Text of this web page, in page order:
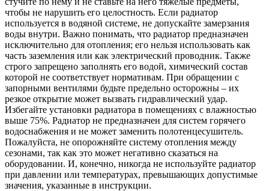
чтобы не нарушить его целостность. Если радиатор
используется в водяной системе, не допускайте замерзания
воды внутри. Важно понимать, что радиатор предназначен
исключительно для отопления; его нельзя использовать как
часть заземления или как электрический проводник. Также
строго запрещено заполнять его водой, химический состав
которой не соответствует нормативам. При обращении с
запорными вентилями будьте предельно осторожны – их
резкое открытие может вызвать гидравлический удар.
Избегайте установки радиатора в помещениях с влажностью
выше 75%. Радиатор не предназначен для систем горячего
водоснабжения и не может заменить полотенцесушитель.
Пожалуйста, не опорожняйте систему отопления между
сезонами, так как это может негативно сказаться на
оборудовании. И, конечно, никогда не используйте радиатор
при давлении или температурах, превышающих допустимые
значения, указанные в инструкции.